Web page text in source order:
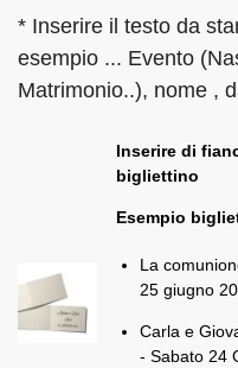
* Inserire il testo da
esempio ... Evento
Matrimonio..), nome ,
Inserire di
bigliettino
Esempio
La
25 giugno
Carla e
- Sabato 24